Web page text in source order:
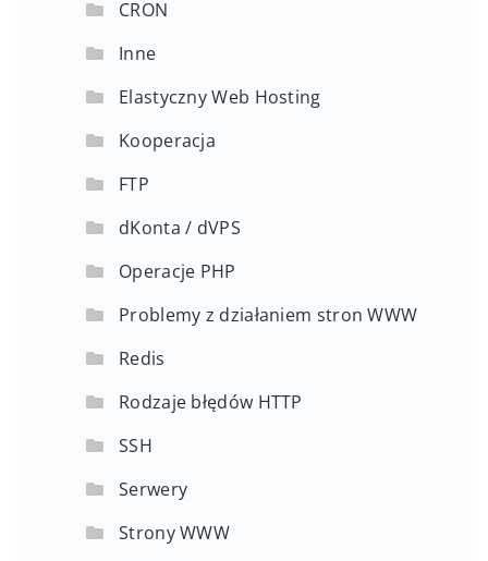
CRON
Inne
Elastyczny Web Hosting
Kooperacja
FTP
dKonta / dVPS
Operacje PHP
Problemy z działaniem stron WWW
Redis
Rodzaje błędów HTTP
SSH
Serwery
Strony WWW